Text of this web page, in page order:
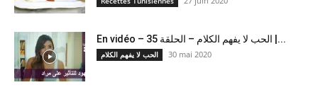
En vidéo – الحب لا يفهم الكلام – الحلقة 35 |...
الحب لا يفهم الكلام 30 mai 2020